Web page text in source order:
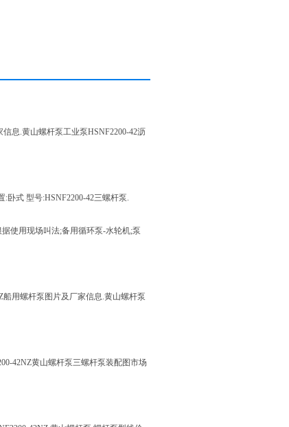
息.黄山螺杆泵工业泵HSNF2200-42沥
:卧式 型号:HSNF2200-42三螺杆泵.
使用现场叫法;备用循环泵-水轮机;泵
船用螺杆泵图片及厂家信息.黄山螺杆泵
42NZ黄山螺杆泵三螺杆泵装配图市场